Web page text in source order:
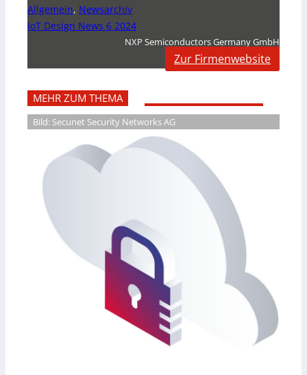
Allgemein, Newsarchiv
IoT Design News 6 2024
NXP Semiconductors Germany GmbH
Zur Firmenwebsite
MEHR ZUM THEMA
Bild: Secunet Security Networks AG